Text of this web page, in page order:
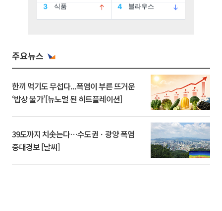
주요뉴스
한끼 먹기도 무섭다...폭염이 부른 뜨거운
‘밥상 물가’[뉴노멀 된 히트플레이션]
39도까지 치솟는다⋯수도권ㆍ광양 폭염
중대경보 [날씨]